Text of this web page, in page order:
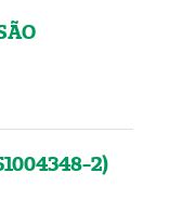
2)